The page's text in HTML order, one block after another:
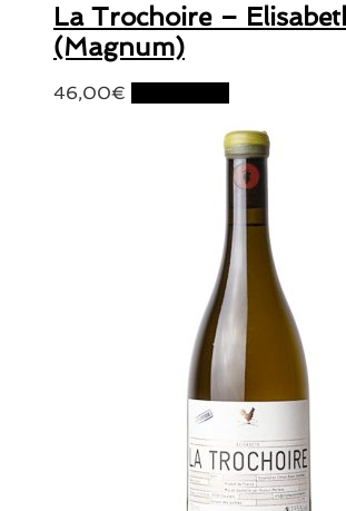
La Trochoire –
(Magnum)
46,00€